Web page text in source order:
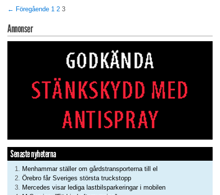
← Föregående 1 2 3
Annonser
Senaste nyheterna
Menhammar ställer om gårdstransporterna till el
Örebro får Sveriges största truckstopp
Mercedes visar lediga lastbilsparkeringar i mobilen